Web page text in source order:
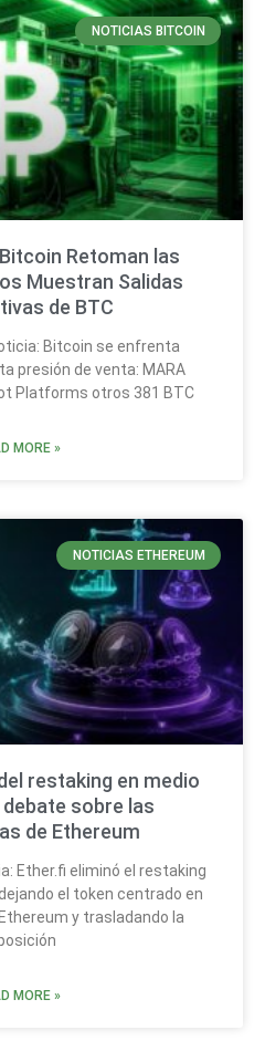
NOTICIAS BITCOIN
Retoman las
Muestran Salidas
de BTC
Bitcoin se enfrenta
presión de venta: MARA
Platforms otros 381 BTC
MORE »
NOTICIAS ETHEREUM
restaking en medio
sobre las
de Ethereum
Ether.fi eliminó el restaking
el token centrado en
y trasladando la
MORE »